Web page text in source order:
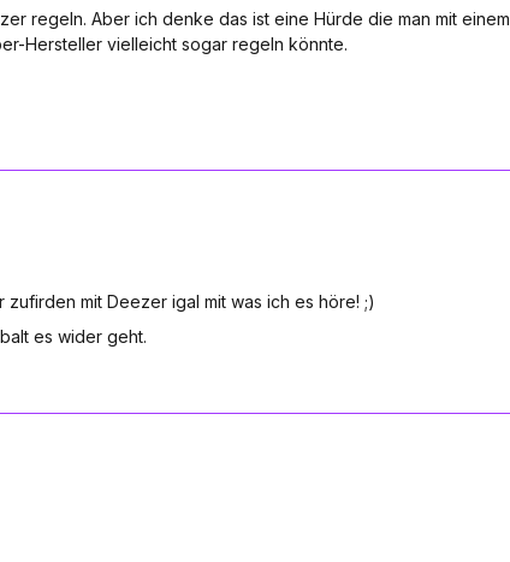
regeln. Aber ich denke das ist eine Hürde die man mit einem
Hersteller vielleicht sogar regeln könnte.
zufirden mit Deezer igal mit was ich es höre! ;)
es wider geht.